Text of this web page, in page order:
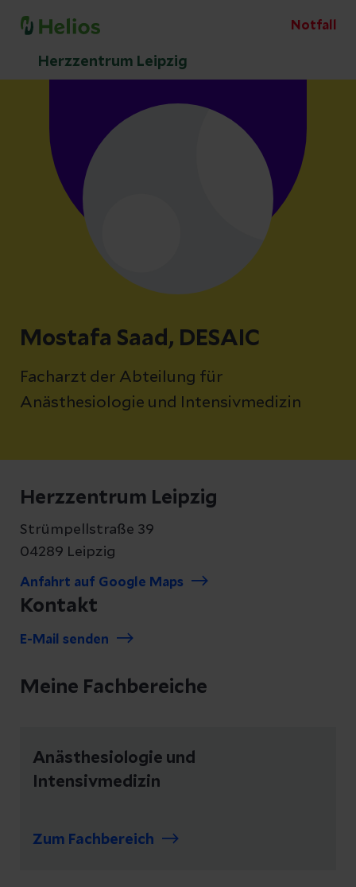
Notfall
Herzzentrum Leipzig
Mostafa Saad, DESAIC
Facharzt der Abteilung für
Anästhesiologie und Intensivmedizin
Herzzentrum Leipzig
Strümpellstraße 39
04289 Leipzig
Anfahrt auf Google Maps
Kontakt
E-Mail senden
Meine Fachbereiche
Anästhesiologie und
Intensivmedizin
Zum Fachbereich